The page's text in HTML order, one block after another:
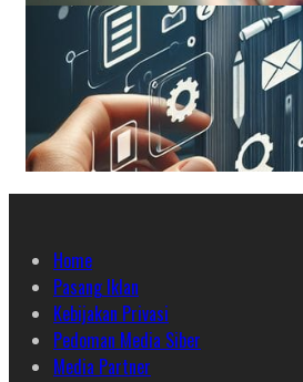
Home
Pasang Iklan
Kebijakan Privasi
Pedoman Media Siber
Media Partner